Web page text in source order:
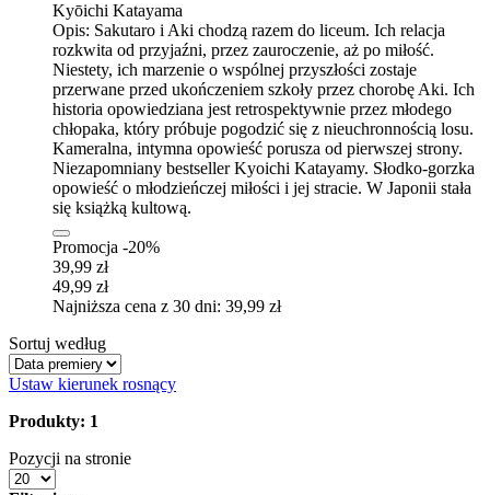
Kyōichi Katayama
Opis: Sakutaro i Aki chodzą razem do liceum. Ich relacja
rozkwita od przyjaźni, przez zauroczenie, aż po miłość.
Niestety, ich marzenie o wspólnej przyszłości zostaje
przerwane przed ukończeniem szkoły przez chorobę Aki. Ich
historia opowiedziana jest retrospektywnie przez młodego
chłopaka, który próbuje pogodzić się z nieuchronnością losu.
Kameralna, intymna opowieść porusza od pierwszej strony.
Niezapomniany bestseller Kyoichi Katayamy. Słodko-gorzka
opowieść o młodzieńczej miłości i jej stracie. W Japonii stała
się książką kultową.
Promocja -20%
39,99 zł
49,99 zł
Najniższa cena z 30 dni: 39,99 zł
Sortuj według
Ustaw kierunek rosnący
Produkty: 1
Pozycji na stronie